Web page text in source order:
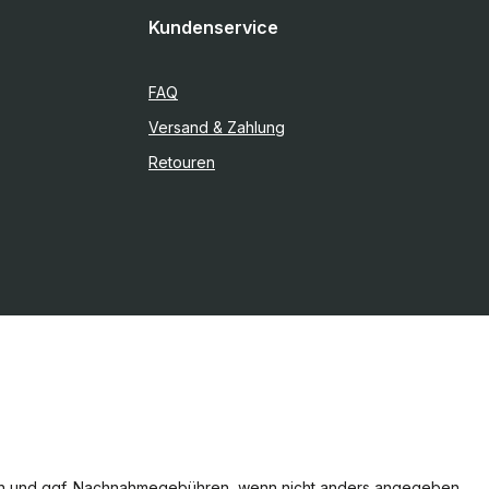
Kundenservice
FAQ
Versand & Zahlung
Retouren